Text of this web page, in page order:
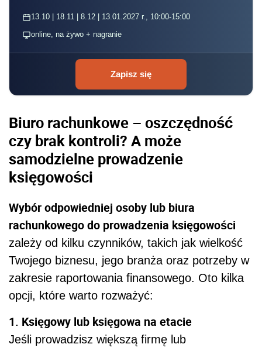
13.10 | 18.11 | 8.12 | 13.01.2027 r., 10:00-15:00
online, na żywo + nagranie
Zapisz się
Biuro rachunkowe – oszczędność
czy brak kontroli? A może
samodzielne prowadzenie
księgowości
Wybór odpowiedniej osoby lub biura
rachunkowego do prowadzenia księgowości
zależy od kilku czynników, takich jak wielkość
Twojego biznesu, jego branża oraz potrzeby w
zakresie raportowania finansowego. Oto kilka
opcji, które warto rozważyć:
1. Księgowy lub księgowa na etacie
Jeśli prowadzisz większą firmę lub